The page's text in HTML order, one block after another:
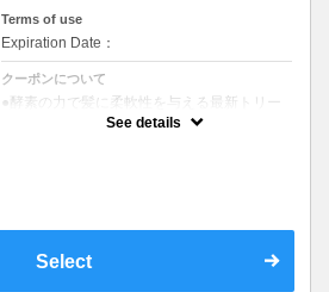
Terms of use
Expiration Date：
クーポンについて
●酵素の力で髪に柔軟性を与える最新トリー
トメント●ＳＢ込●長さ料金あり《こちらのク
ーポンご利用のお客様のみ》オリジナル酵素
See details
Select